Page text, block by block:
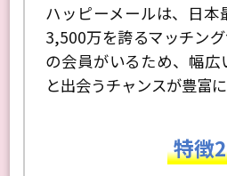
ハッピーメールは、日
3,500万を誇るマッチン
の会員がいるため、幅広
と出会うチャンスが豊富に
特徴2